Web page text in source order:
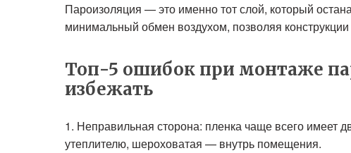
Пароизоляция — это именно тот слой, который
минимальный обмен воздухом, позволяя
Топ-5 ошибок при монтаже
избежать
Неправильная сторона: пленка чаще всего имеет
утеплителю, шероховатая — внутрь помещения.